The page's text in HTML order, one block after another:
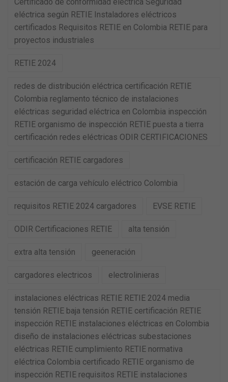
eléctrica según RETIE Instaladores eléctricos
certificados Requisitos RETIE en Colombia RETIE para
proyectos industriales
RETIE 2024
redes de distribución eléctrica certificación RETIE
Colombia reglamento técnico de instalaciones
eléctricas seguridad eléctrica en Colombia inspección
RETIE organismo de inspección RETIE puesta a tierra
certificación redes eléctricas ODIR CERTIFICACIONES
certificación RETIE cargadores
estación de carga vehículo eléctrico Colombia
requisitos RETIE 2024 cargadores EVSE RETIE
ODIR Certificaciones RETIE alta tensión
extra alta tensión geeneración
cargadores electricos electrolinieras
instalaciones eléctricas RETIE RETIE 2024 media
tensión RETIE baja tensión RETIE certificación RETIE
inspección RETIE instalaciones eléctricas en Colombia
diseño de instalaciones eléctricas subestaciones
eléctricas RETIE cumplimiento RETIE normativa
eléctrica Colombia certificado RETIE organismo de
inspección RETIE requisitos RETIE instalaciones